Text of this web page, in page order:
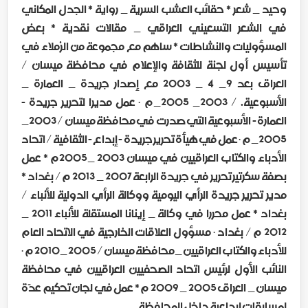
وحيد _ شعر * حقائب العشب السرية _ رواية * الجدل المكاني
في الشعر التسعيني العراقي _ مقالات نقدية * بعض
المسؤوليات والنشاطات * ساهم مع مجموعة من الزملاء في
تأسيس أول لجنة للثقافة والإعلام في محافظة ميسان /
العراق بعد 9_ 4 _ 2003 مع إصدار جريدة _ العمارة _
الأسبوعية. / 2003_ 2005_م • عمل مديرا لتحرير جريدة -
2005_م • عمل في هيأة تحرير جريدة - إبداع - الثقافية / اتحاد
الأدباء والكتاب العراقيين في ميسان 2003 _2005م * عمل
بصفة سكرتير تحرير في جريدة الرابعة 2007 _ 2013 م / بغداد *
مدير تحرير جريدة الرأي اليومية ووكالة الرأي الدولية للأنباء /
2012 م / بغداد • مسؤول العلاقات الخارجية في الاتحاد العام
للأدباء والكتاب العراقيين _محافظة ميسان / 2005 _2010 م •
النائب الأول لرئيس اتحاد الصحفيين العراقيين في محافظة
ميسان _ العراق 2005 _ 2009 م * عمل في لجان تحكيم عدّة